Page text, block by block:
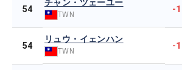
54
チャン・ツェーユー
TWN -1
54
リュウ・イェンハン
TWN -1